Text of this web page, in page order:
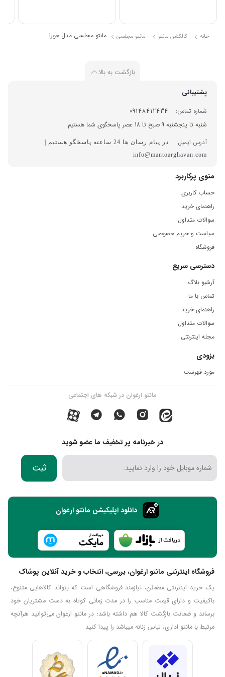
خانه کالکشن مانتو مانتو مجلسی مانتو مجلسی مدل حورا
بازگشت به بالا
پشتیبانی
شماره تماس:
09148412434
شنبه تا پنجشنبه 9 صبح تا 18 عصر پاسخگوی شما هستیم
آدرس ایمیل:
در پیام رسان ها 24 ساعته پاسخگو هستیم |
info@mantoarghavan.com
منوی پرکاربرد
حساب کاربری
راهنمای خرید
سوالات متداول
سیاست و حریم خصوصی
فروشگاه
دسترسی سریع
آرشیو بلاگ
تماس با ما
راهنمای خرید
سوالات متداول
مجله اینترنتی
بزودی
مورد فهرست
مانتو ارغوان در شبکه های اجتماعی
در خبرنامه پر تخفیف ما عضو شوید
ثبت
دانلود اپلیکیشن مانتو ارغوان
فروشگاه اینترنتی مانتو ارغوان، بررسی، انتخاب و خرید آنلاین پوشاک
یک خرید اینترنتی مطمئن، نیازمند فروشگاهی است که بتواند کالاهایی متنوع،
باکیفیت و دارای قیمت مناسب را در مدت زمانی کوتاه به دست مشتریان خود
برساند و ضمانت بازگشت کالا هم داشته باشد؛ در مانتو ارغوان می‌توانید هرآنچه
مرتبط با مانتو اداری، لباس زنانه میباشد را پیدا کنید